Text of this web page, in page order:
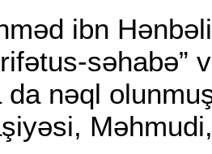
ibn
səhabə”
da nəql